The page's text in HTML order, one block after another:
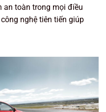
an toàn trong mọi điều
nghệ tiên tiến giúp